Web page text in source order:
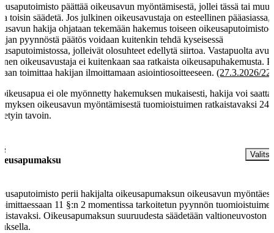
päättää oikeusavun myöntämisestä, jollei tässä tai
toisin säädetä. Jos julkinen oikeusavustaja on esteellinen pääasiassa,
hakija ohjataan tekemään hakemus toiseen
pyynnöstä päätös voidaan kuitenkin tehdä kyseisessä
jolleivät olosuhteet edellytä siirtoa. Vastapuolta
oikeusavustaja ei kuitenkaan saa ratkaista oikeusapuhakemusta.
toimittaa hakijan ilmoittamaan asiointiosoitteeseen. (27.3.2026/
oikeusapua ei ole myönnetty hakemuksen mukaisesti, hakija voi
oikeusavun myöntämisestä tuomioistuimen ratkaistavaksi 24
tavoin.
perii hakijalta oikeusapumaksun oikeusavun
11 §:n 2 momentissa tarkoitetun pyynnön
Oikeusapumaksun suuruudesta säädetään valtioneuvoston